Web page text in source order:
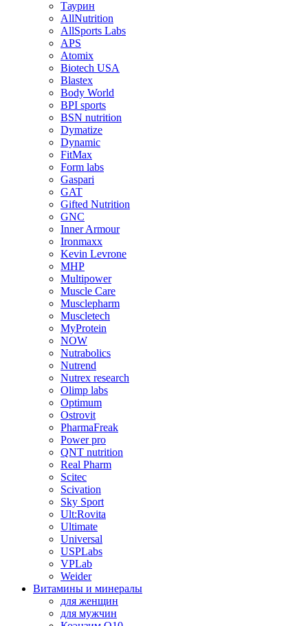
Таурин
AllNutrition
AllSports Labs
APS
Atomix
Biotech USA
Blastex
Body World
BPI sports
BSN nutrition
Dymatize
Dynamic
FitMax
Form labs
Gaspari
GAT
Gifted Nutrition
GNC
Inner Armour
Ironmaxx
Kevin Levrone
MHP
Multipower
Muscle Care
Musclepharm
Muscletech
MyProtein
NOW
Nutrabolics
Nutrend
Nutrex research
Olimp labs
Optimum
Ostrovit
PharmaFreak
Power pro
QNT nutrition
Real Pharm
Scitec
Scivation
Sky Sport
Ult:Rovita
Ultimate
Universal
USPLabs
VPLab
Weider
Витамины и минералы
для женщин
для мужчин